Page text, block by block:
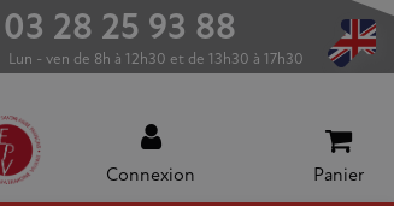
03 28 25 93 88
Lun - ven de 8h à 12h30 et de 13h30 à 17h30
Connexion Panier